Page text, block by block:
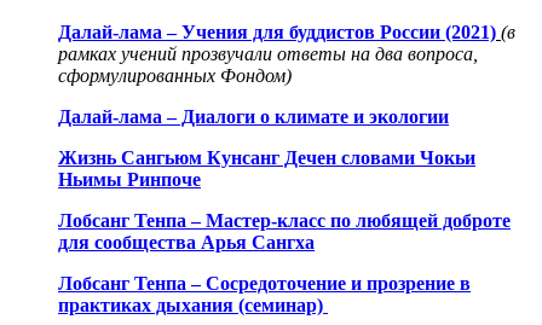
Далай-лама – Учения для буддистов России (2021) (в
рамках учений прозвучали ответы на два вопроса,
сформулированных Фондом)
Далай-лама – Диалоги о климате и экологии
Жизнь Сангьюм Кунсанг Дечен словами Чокьи
Ньимы Ринпоче
Лобсанг Тенпа – Мастер-класс по любящей доброте
для сообщества Арья Сангха
Лобсанг Тенпа – Сосредоточение и прозрение в
практиках дыхания (семинар)